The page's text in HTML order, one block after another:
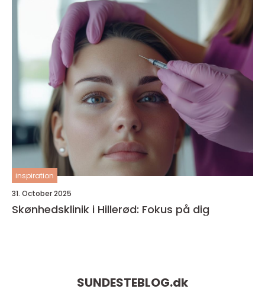
inspiration
31. October 2025
Skønhedsklinik i Hillerød: Fokus på dig
SUNDESTEBLOG.dk